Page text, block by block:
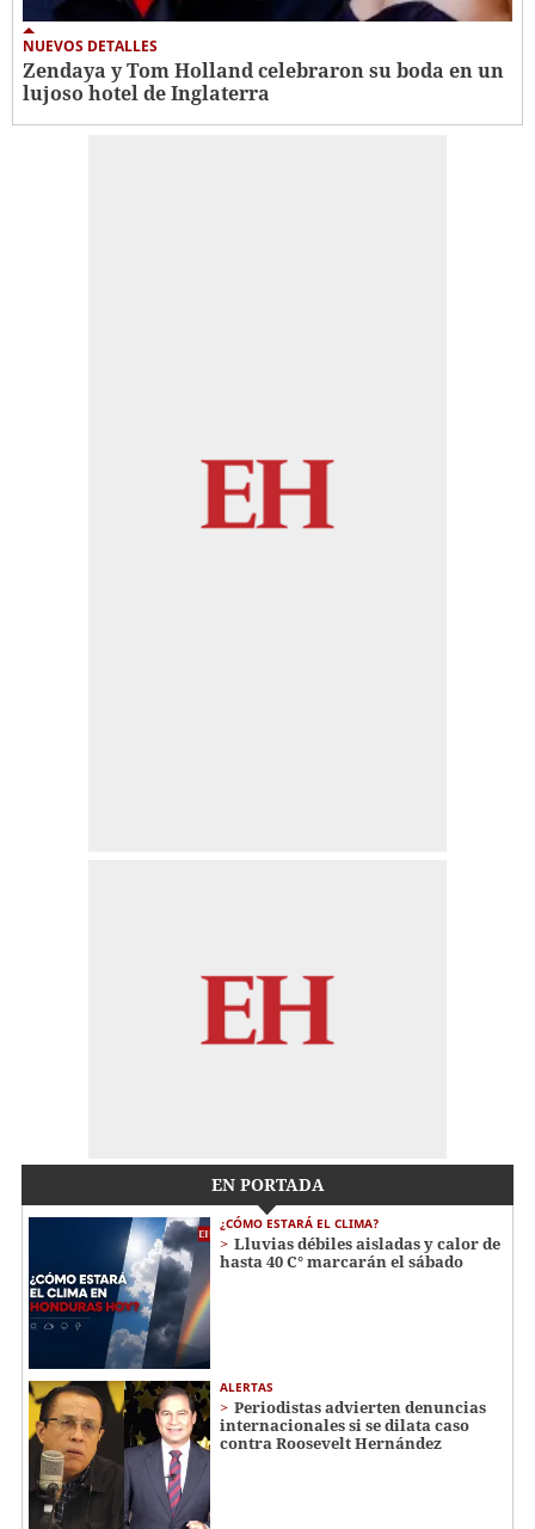
NUEVOS DETALLES
Zendaya y Tom Holland celebraron su boda en un
lujoso hotel de Inglaterra
EN PORTADA
¿CÓMO ESTARÁ EL CLIMA?
Lluvias débiles aisladas y calor de
hasta 40 C° marcarán el sábado
ALERTAS
Periodistas advierten denuncias
internacionales si se dilata caso
contra Roosevelt Hernández